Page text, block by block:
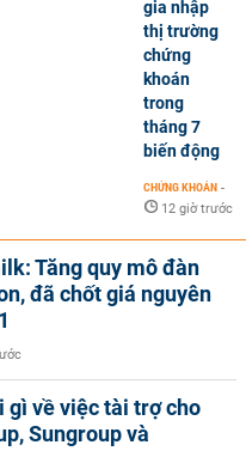
gia nhập
thị trường
chứng
khoán
trong
tháng 7
biến động
CHỨNG KHOÁN -
12 giờ trước
Tăng quy mô đàn
đã chốt giá nguyên
gì về việc tài trợ cho
Sungroup và